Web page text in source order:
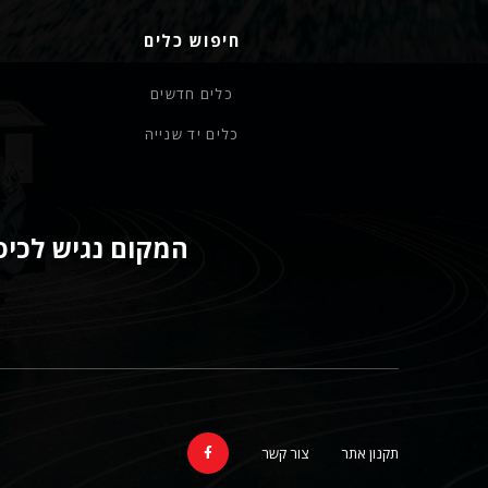
חיפוש כלים
כלים חדשים
כלים יד שנייה
המקום נגיש
תקנון אתר צור קשר